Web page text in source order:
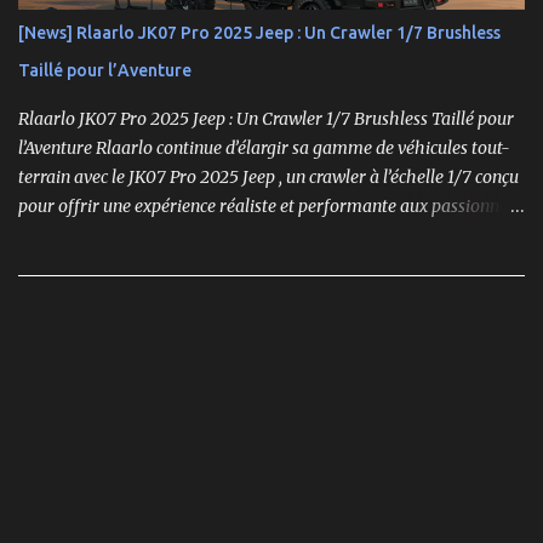
[News] Rlaarlo JK07 Pro 2025 Jeep : Un Crawler 1/7 Brushless
Taillé pour l’Aventure
Rlaarlo JK07 Pro 2025 Jeep : Un Crawler 1/7 Brushless Taillé pour
l’Aventure Rlaarlo continue d’élargir sa gamme de véhicules tout-
terrain avec le JK07 Pro 2025 Jeep , un crawler à l’échelle 1/7 conçu
pour offrir une expérience réaliste et performante aux passionnés